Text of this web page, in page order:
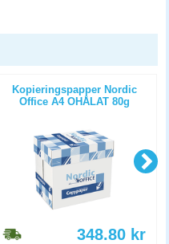
Kopieringspapper Nordic
Office A4 OHÅLAT 80g
348.80 kr